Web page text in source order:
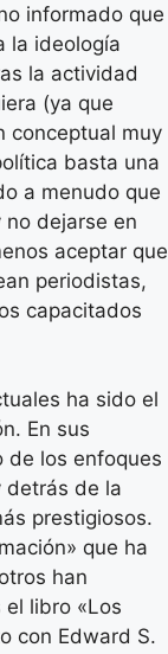
informado que
la ideología
la actividad
(ya que
conceptual muy
basta una
a menudo que
dejarse en
aceptar que
periodistas,
capacitados
ha sido el
En sus
de los enfoques
detrás de la
prestigiosos.
que ha
han
libro «Los
con Edward S.